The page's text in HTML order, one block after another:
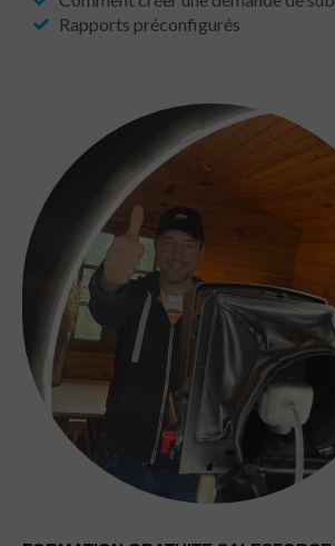
Rapports préconfigurés